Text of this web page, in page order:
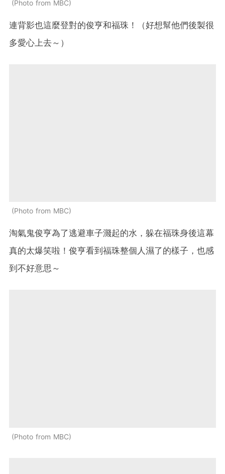
Photo from MBC
連背影也這麼登對的俊亨和福珠！（好想幫他們後製很
多愛心上去～）
Photo from MBC
淘氣鬼俊亨為了逃避車子濺起的水，躲在福珠身後這幕
真的太爆笑啦！俊亨看到福珠整個人濕了的樣子，也感
到不好意思～
Photo from MBC